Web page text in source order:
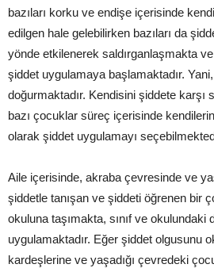
bazıları korku ve endişe içerisinde
edilgen hale gelebilirken bazıları da
yönde etkilenerek saldırganlaşmakta
şiddet uygulamaya başlamaktadır.
doğurmaktadır. Kendisini şiddete karşı
bazı çocuklar süreç içerisinde
olarak şiddet uygulamayı
Aile içerisinde, akraba çevresinde ve
şiddetle tanışan ve şiddeti öğrenen bir
okuluna taşımakta, sınıf ve okulundaki
uygulamaktadır. Eğer şiddet olgusunu
kardeşlerine ve yaşadığı çevredeki